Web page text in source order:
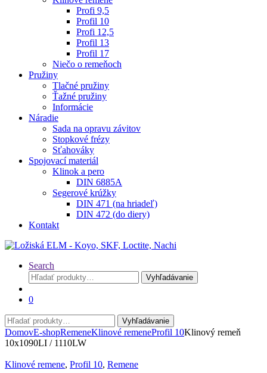
Profi 9,5
Profil 10
Profi 12,5
Profil 13
Profil 17
Niečo o remeňoch
Pružiny
Tlačné pružiny
Ťažné pružiny
Informácie
Náradie
Sada na opravu závitov
Stopkové frézy
Sťahováky
Spojovací materiál
Klinok a pero
DIN 6885A
Segerové krúžky
DIN 471 (na hriadeľ)
DIN 472 (do diery)
Kontakt
Search
Hľadať:
Vyhľadávanie
0
Hľadať:
Vyhľadávanie
DomovE-shopRemeneKlinové remeneProfil 10Klinový remeň
10x1090LI / 1110LW
Klinové remene, Profil 10, Remene